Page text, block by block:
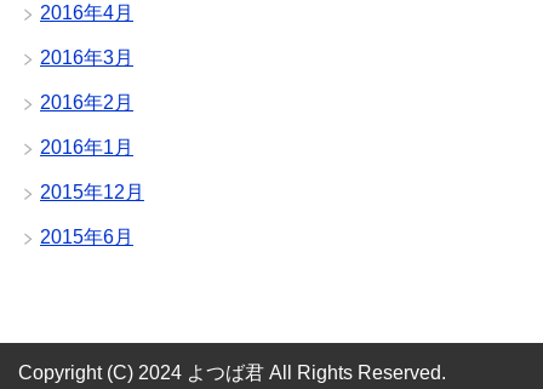
2016年4月
2016年3月
2016年2月
2016年1月
2015年12月
2015年6月
Copyright (C) 2024 よつば君 All Rights Reserved.